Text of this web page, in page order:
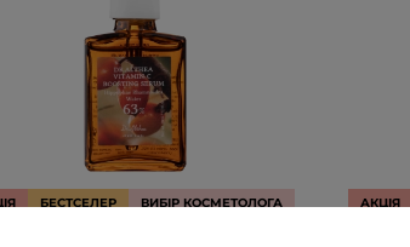
БЕСТСЕЛЕР ВИБІР КОСМЕТОЛОГА АКЦІЯ